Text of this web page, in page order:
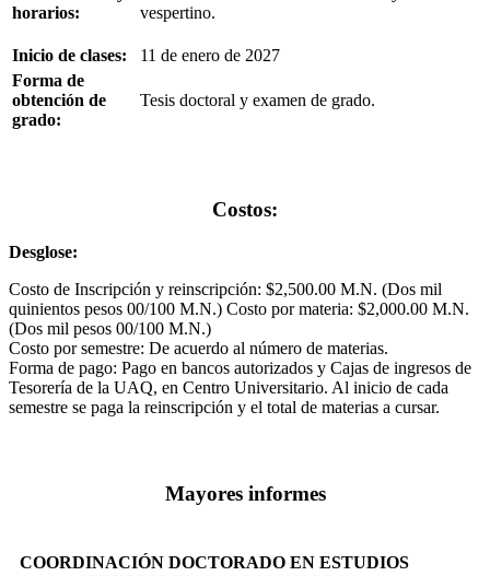
horarios:
vespertino.
Inicio de clases:
11 de enero de 2027
Forma de
obtención de
grado:
Tesis doctoral y examen de grado.
Costos:
Desglose:
Costo de Inscripción y reinscripción: $2,500.00 M.N. (Dos mil
quinientos pesos 00/100 M.N.) Costo por materia: $2,000.00 M.N.
(Dos mil pesos 00/100 M.N.)
Costo por semestre: De acuerdo al número de materias.
Forma de pago: Pago en bancos autorizados y Cajas de ingresos de
Tesorería de la UAQ, en Centro Universitario. Al inicio de cada
semestre se paga la reinscripción y el total de materias a cursar.
Mayores informes
COORDINACIÓN DOCTORADO EN ESTUDIOS